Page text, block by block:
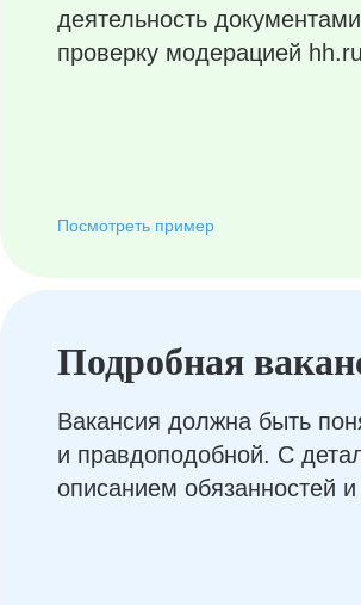
деятельность
проверку модерацией hh.ru
Посмотреть пример
Подробная
Вакансия должна быть
и правдоподобной. С
описанием обязанностей